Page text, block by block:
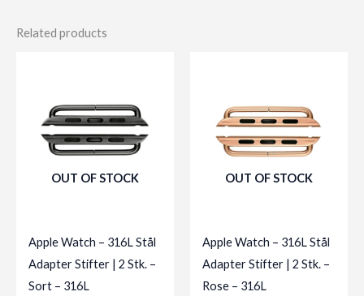
Related products
OUT OF STOCK
Apple Watch – 316L Stål
Adapter Stifter | 2 Stk. –
Sort – 316L
OUT OF STOCK
Apple Watch – 316L Stål
Adapter Stifter | 2 Stk. –
Rose – 316L